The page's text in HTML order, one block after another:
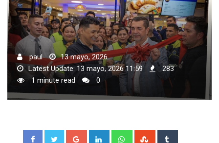
paul
13 mayo, 2026
Latest Update: 13 mayo, 2026 11:59
283
1 minute read
0
Google+ LinkedIn WhatsappStumbleUpon